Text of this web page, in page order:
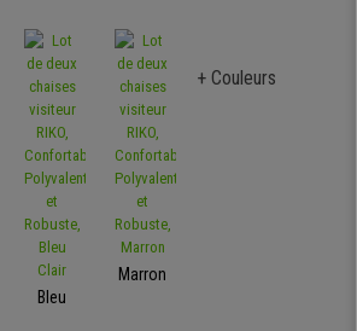
Bleu
Marron
+ Couleurs